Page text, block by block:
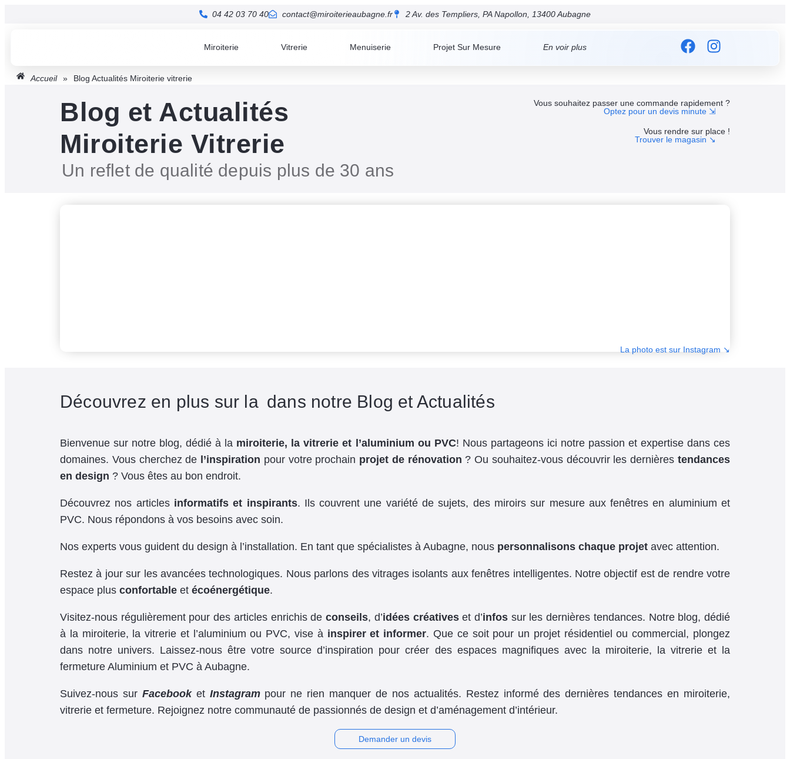
04 42 03 70 40 contact@miroiterieaubagne.fr 2 Av. des Templiers, PA Napollon, 13400 Aubagne
Miroiterie Vitrerie Menuiserie Projet Sur Mesure En voir plus
Accueil » Blog Actualités Miroiterie vitrerie
Blog et Actualités
Miroiterie Vitrerie
Un reflet de qualité depuis plus de 30 ans
Vous souhaitez passer une commande rapidement ?
Optez pour un devis minute ⇲
Vous rendre sur place !
Trouver le magasin ↘︎
La photo est sur Instagram ↘︎
Découvrez en plus sur la dans notre Blog et Actualités
Bienvenue sur notre blog, dédié à la miroiterie, la vitrerie et l’aluminium ou PVC! Nous partageons ici notre passion et expertise dans ces
domaines. Vous cherchez de l’inspiration pour votre prochain projet de rénovation ? Ou souhaitez-vous découvrir les dernièrestendances
en design ? Vous êtes au bon endroit.
Découvrez nos articles informatifs et inspirants. Ils couvrent une variété de sujets, des miroirs sur mesure aux fenêtres en aluminium et
PVC. Nous répondons à vos besoins avec soin.
Nos experts vous guident du design à l’installation. En tant que spécialistes à Aubagne, nous personnalisons chaque projet avec attention.
Restez à jour sur les avancées technologiques. Nous parlons des vitrages isolants aux fenêtres intelligentes. Notre objectif est de rendre votre
espace plus confortable et écoénergétique.
Visitez-nous régulièrement pour des articles enrichis deconseils, d’idées créativeset d’infossur les dernières tendances. Notre blog, dédié
à la miroiterie, la vitrerie et l’aluminium ou PVC, vise à inspirer et informer. Que ce soit pour un projet résidentiel ou commercial, plongez
dans notre univers. Laissez-nous être votre source d’inspiration pour créer des espaces magnifiques avec la miroiterie, la vitrerie et la
fermeture Aluminium et PVC à Aubagne.
Suivez-nous sur Facebooket Instagrampour ne rien manquer de nos actualités. Restez informé des dernières tendances en miroiterie,
vitrerie et fermeture. Rejoignez notre communauté de passionnés de design et d’aménagement d’intérieur.
Demander un devis